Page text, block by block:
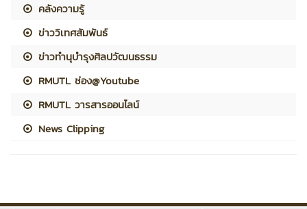
คลังความรู้
ข่าววิเทศสัมพันธ์
ข่าวทำนุบำรุงศิลปวัฒนธรรม
RMUTL ช่อง@Youtube
RMUTL วารสารออนไลน์
News Clipping